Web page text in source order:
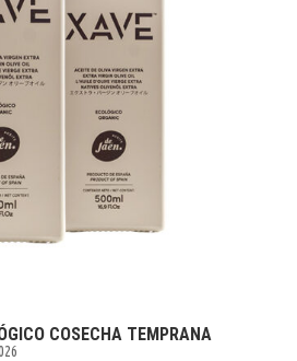
COSECHA TEMPRANA